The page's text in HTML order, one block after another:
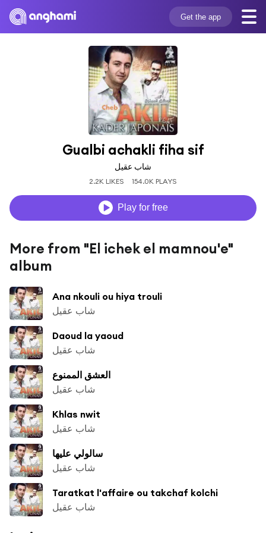
Get the app
Gualbi achakli fiha sif
شاب عقيل
2.2K LIKES 154.0K PLAYS
Play for free
More from "El ichek el mamnou'e"
album
Ana nkouli ou hiya trouli
شاب عقيل
Daoud la yaoud
شاب عقيل
العشق الممنوع
شاب عقيل
Khlas nwit
شاب عقيل
سالولي عليها
شاب عقيل
Taratkat l'affaire ou takchaf kolchi
شاب عقيل